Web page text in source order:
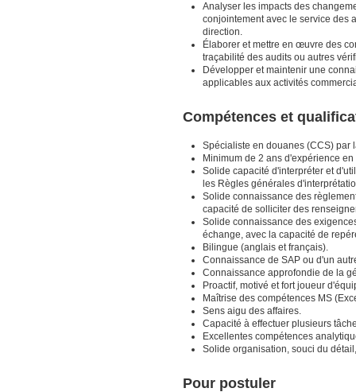
Analyser les impacts des
conjointement avec le service des
direction.
Élaborer et mettre en œuvre des
traçabilité des audits ou autres
Développer et maintenir une
applicables aux activités
Compétences et
Spécialiste en douanes (CCS) par
Minimum de 2 ans d'expérience
Solide capacité d'interpréter et
les Règles générales
Solide connaissance des
capacité de solliciter des
Solide connaissance des
échange, avec la capacité de
Bilingue (anglais et français).
Connaissance de SAP ou d'un
Connaissance approfondie de la
Proactif, motivé et fort joueur
Maîtrise des compétences MS
Sens aigu des affaires.
Capacité à effectuer plusieurs
Excellentes compétences
Solide organisation, souci du
Pour postuler